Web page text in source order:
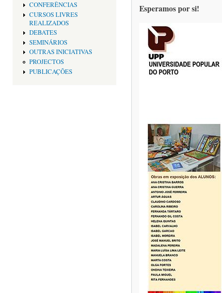
CONFERÊNCIAS
CURSOS LIVRES
REALIZADOS
DEBATES
SEMINÁRIOS
OUTRAS INICIATIVAS
PROJECTOS
PUBLICAÇÕES
Esperamos por si!